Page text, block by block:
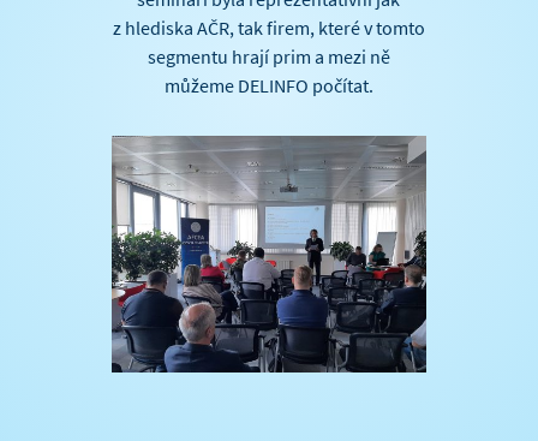
z hlediska AČR, tak firem, které v tomto
segmentu hrají prim a mezi ně
můžeme DELINFO počítat.